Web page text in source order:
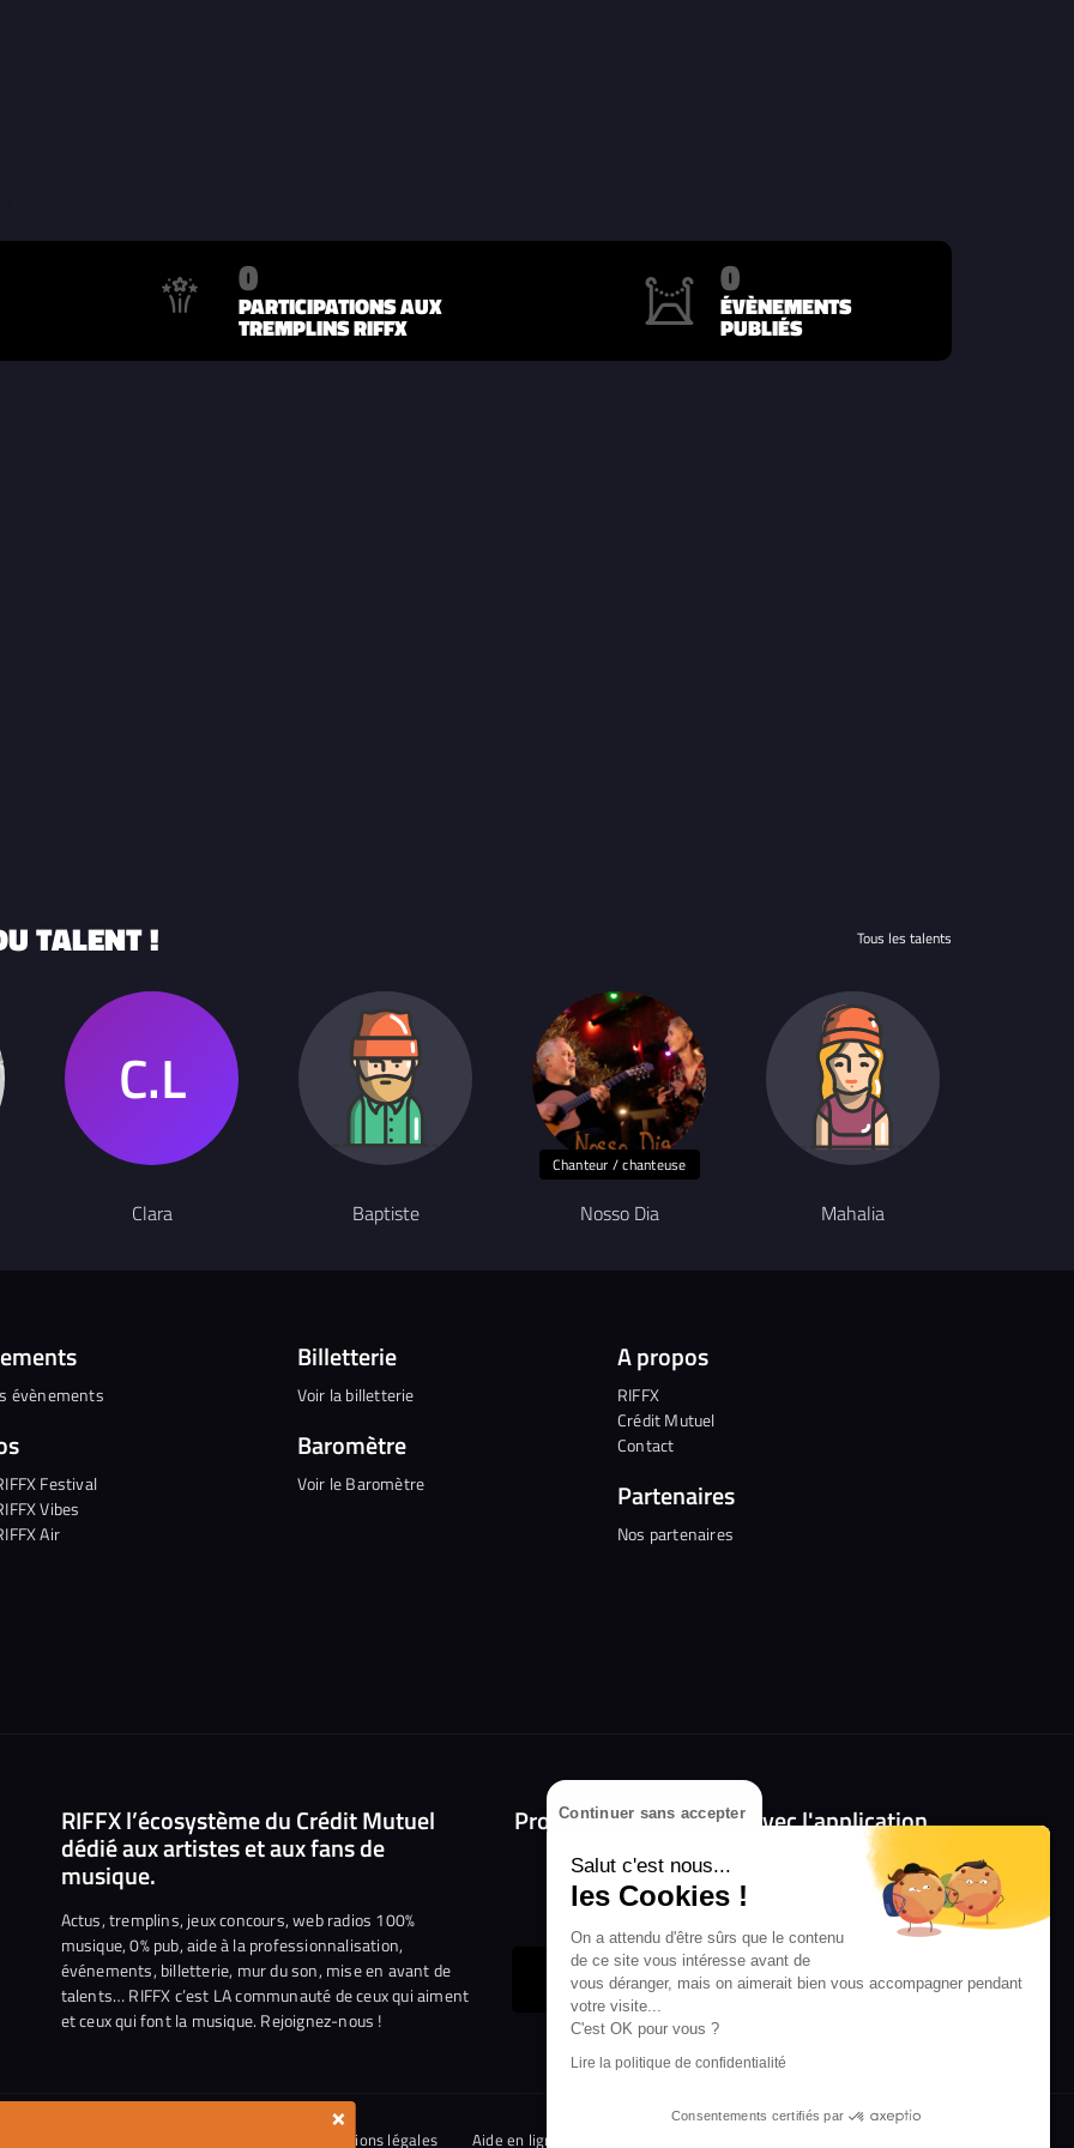
Continuer sans accepter
Salut c'est nous...
les Cookies !
On a attendu d'être sûrs que le contenu
de ce site vous intéresse avant de
vous déranger, mais on aimerait bien vous accompagner pendant
votre visite...
C'est OK pour vous ?
Lire la politique de confidentialité
Consentements certifiés par
0
PARTICIPATIONS AUX
TREMPLINS RIFFX
0
ÉVÈNEMENTS
PUBLIÉS
TALENT ! Tous les talents
Clara Baptiste
Chanteur / chanteuse
Nosso Dia Mahalia
évènements
Festival
Vibes
Air
Billetterie
Voir la billetterie
Baromètre
Voir le Baromètre
A propos
RIFFX
Crédit Mutuel
Contact
Partenaires
Nos partenaires
RIFFX l’écosystème du Crédit Mutuel
dédié aux artistes et aux fans de
musique.
Actus, tremplins, jeux concours, web radios 100%
musique, 0% pub, aide à la professionnalisation,
événements, billetterie, mur du son, mise en avant de
talents… RIFFX c’est LA communauté de ceux qui aiment
et ceux qui font la musique. Rejoignez-nous !
Prolongez l'expérience avec l'application
RIFFX !
Disponible sur l'App Store et Google Play
Mentions légales Aide en ligne
×